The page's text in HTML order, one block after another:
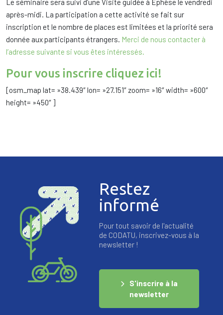
Le séminaire sera suivi d’une Visite guidée à Éphèse le vendredi
après-midi. La participation a cette activité se fait sur
inscription et le nombre de places est limitées et la priorité sera
donnée aux participants étrangers. Merci de nous contacter à
l’adresse suivante si vous êtes intéressés.
Pour vous inscrire cliquez ici!
[osm_map lat= »38.439″ lon= »27.151″ zoom= »16″ width= »600″
height= »450″ ]
Restez
informé
Pour tout savoir de l'actualité
de CODATU, inscrivez-vous à la
newsletter !
S'inscrire à la
newsletter